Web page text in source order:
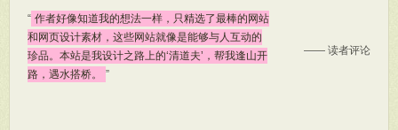
—— 读者评论
“ 作者好像知道我的想法一样，只精选了最棒的网站
和网页设计素材，这些网站就像是能够与人互动的
珍品。本站是我设计之路上的‘清道夫’，帮我逢山开
路，遇水搭桥。
”